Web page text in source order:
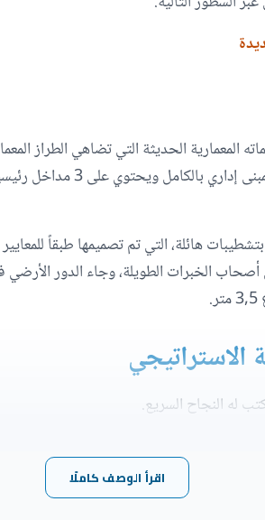
المعمارية الحديثة التي تضاهي الطراز
من دور أرضي و 7 أدوار
هائلة، التي تم تصميمها طبقاً
الاستراتيجي
له النجاح السريع.
في قلب حي المال والأعمال الذي يضم بداخله أفرع
اقرأ الوصف كاملًا